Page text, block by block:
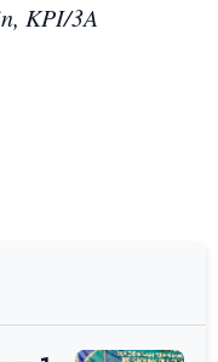
KPI/3A